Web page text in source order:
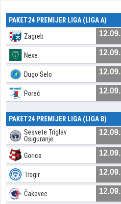
PAKET24 PREMIJER LIGA (LIGA A)
Zagreb 12.09.
Nexe 12.09.
Dugo Selo 12.09.
Poreč 12.09.
PAKET24 PREMIJER LIGA (LIGA B)
Sesvete Triglav
Osiguranje
12.09.
Gorica 12.09.
Trogir 12.09.
Čakovec 12.09.